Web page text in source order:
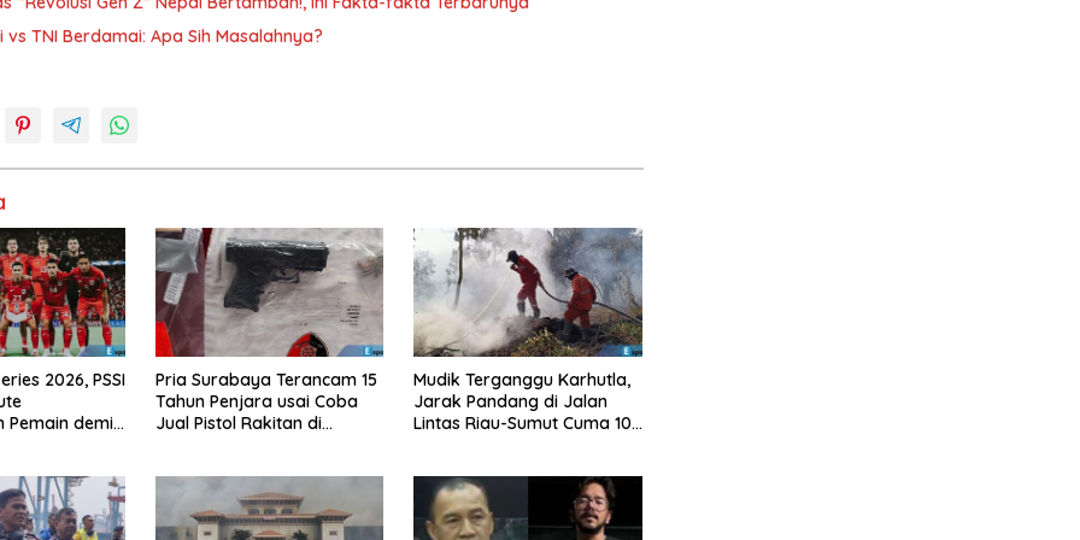
TNI Berdamai: Apa Sih Masalahnya?
2026, PSSI
Pemain demi
Pria Surabaya Terancam 15
Tahun Penjara usai Coba
Jual Pistol Rakitan di
Mudik Terganggu Karhutla,
Jarak Pandang di Jalan
Lintas Riau-Sumut Cuma 10